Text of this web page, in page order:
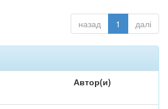
назад 1 далі
Автор(и)